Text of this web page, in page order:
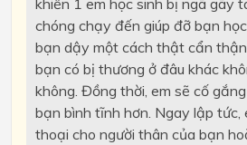
chóng chạy đến giúp đỡ bạn
bạn dậy một cách thật cẩn
bạn có bị thương ở đâu khác
không. Đồng thời, em sẽ cố
bạn bình tĩnh hơn. Ngay lập tức,
thoại cho người thân của bạn